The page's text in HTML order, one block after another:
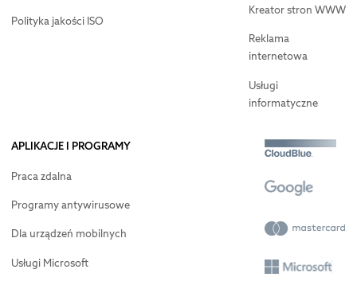
Polityka jakości ISO
Kreator stron WWW
Reklama
internetowa
Usługi
informatyczne
APLIKACJE I PROGRAMY
Praca zdalna
Programy antywirusowe
Dla urządzeń mobilnych
Usługi Microsoft